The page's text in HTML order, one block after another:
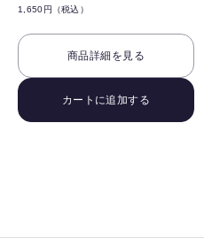
り
追
1,650円（税込）
商品詳細を見る
カートに追加する